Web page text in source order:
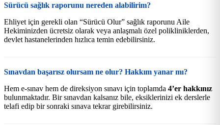
Sürücü sağlık raporunu nereden alabilirim?
Ehliyet için gerekli olan “Sürücü Olur” sağlık raporunu Aile
Hekiminizden ücretsiz olarak veya anlaşmalı özel polikliniklerden,
devlet hastanelerinden hızlıca temin edebilirsiniz.
Sınavdan başarısz olursam ne olur? Hakkım yanar mı?
Hem e-sınav hem de direksiyon sınavı için toplamda 4’er hakkınız
bulunmaktadır. Bir sınavdan kalsanız bile, eksiklerinizi ek derslerle
telafi edip bir sonraki sınava tekrar girebilirsiniz.